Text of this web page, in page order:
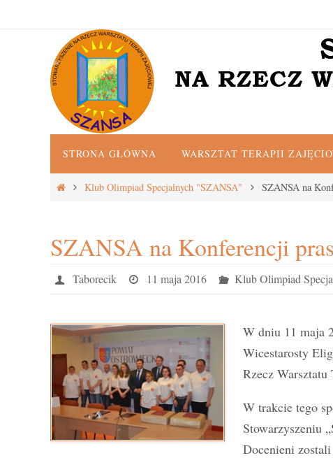
treści
STRONA GŁÓWNA WARSZTAT TERAPII
StronaKlub Olimpiad Specjalnych "SZANSA" SZANSA na
SZANSA na Konferencji
Taborecik 11 maja 2016 Klub Olimpiad
W dniu 11 maja
Wicestarosty
Rzecz
W trakcie tego
Stowarzyszeniu
Docenieni